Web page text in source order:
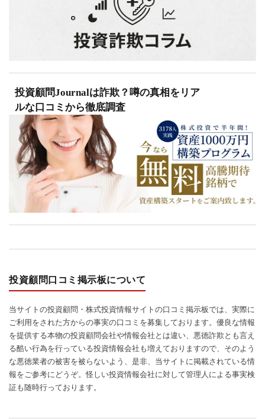
投資顧問Journalは詐欺？噂の真相をリア
ルな口コミから徹底調査
投資顧問口コミ掲示板について
当サイトの投資顧問・株式投資情報サイトの口コミ掲示板では、実際に
ご利用をされた方からの事実の口コミを募集しております。優良な情報
を提供する本物の投資顧問会社や情報会社とは違い、悪徳詐欺とも言え
る酷い行為を行っている投資情報会社も増えておりますので、そのよう
な悪徳業者の被害を被らないよう、是非、当サイトに掲載されている情
報をご参考にどうぞ。怪しい投資情報会社に対して管理人による事実検
証も随時行っております。